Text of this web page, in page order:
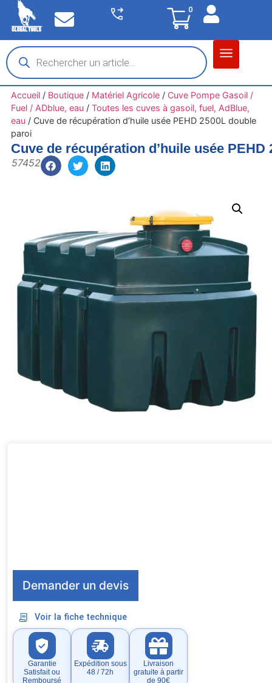
0
Accueil/ Boutique/ Matériel Agricole/ Cuve Pompe Gasoil /
Fuel / ADblue, eau/ Toutes les cuves à gasoil, fuel, AdBlue,
eau/ Cuve de récupération d’huile usée PEHD 2500L double
paroi
Cuve de récupération d’huile usée
57452
Demander un devis
Voir la fiche technique
Garantie
Satisfait ou
Remboursé
Expédition sous
48 / 72h
Livraison
gratuite à partir
de 90€